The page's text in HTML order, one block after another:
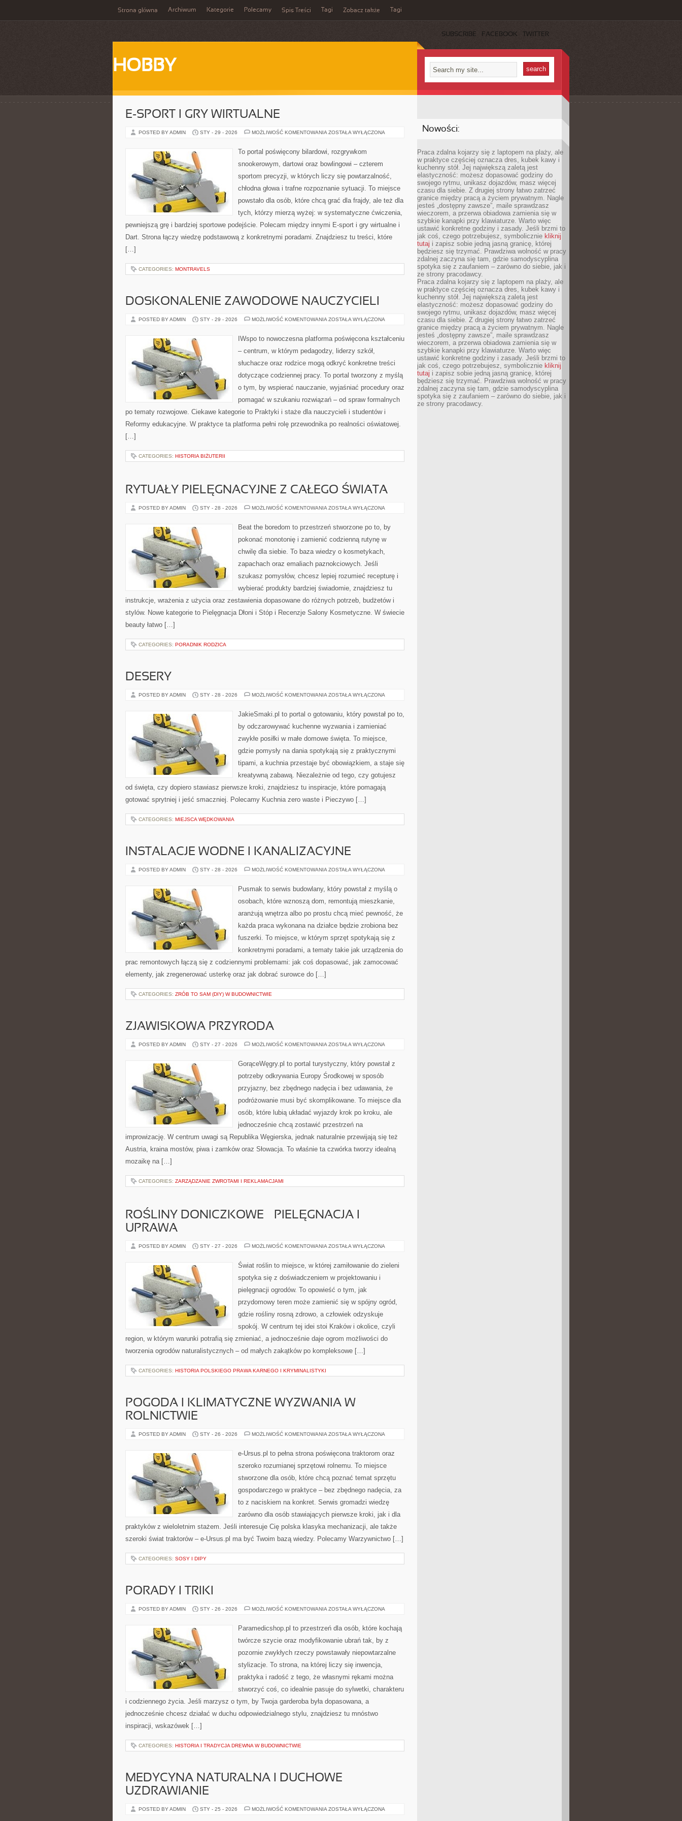
Strona główna Archiwum Kategorie Polecamy Spis Treści Tagi Zobacz także Tagi
SUBSCRIBE FACEBOOK TWITTER
HOBBY
E-SPORT I GRY WIRTUALNE
POSTED BY ADMIN STY - 29 - 2026 MOŻLIWOŚĆ KOMENTOWANIA E-
WIRTUALNE
ZOSTAŁA WYŁĄCZONA
To portal poświęcony bilardowi, rozgrywkom
snookerowym, dartowi oraz bowlingowi – czterem
sportom precyzji, w których liczy się powtarzalność,
chłodna głowa i trafne rozpoznanie sytuacji. To miejsce
powstało dla osób, które chcą grać dla frajdy, ale też dla
tych, którzy mierzą wyżej: w systematyczne ćwiczenia,
pewniejszą grę i bardziej sportowe podejście. Polecam między innymi E-sport i gry wirtualne i
Dart. Strona łączy wiedzę podstawową z konkretnymi poradami. Znajdziesz tu treści, które
[…]
CATEGORIES: MONTRAVELS
DOSKONALENIE ZAWODOWE NAUCZYCIELI
POSTED BY ADMIN STY - 29 - 2026 MOŻLIWOŚĆ KOMENTOWANIA DOSKONALENIE
ZOSTAŁA WYŁĄCZONA
IWspo to nowoczesna platforma poświęcona kształceniu
– centrum, w którym pedagodzy, liderzy szkół,
słuchacze oraz rodzice mogą odkryć konkretne treści
dotyczące codziennej pracy. To portal tworzony z myślą
o tym, by wspierać nauczanie, wyjaśniać procedury oraz
pomagać w szukaniu rozwiązań – od spraw formalnych
po tematy rozwojowe. Ciekawe kategorie to Praktyki i staże dla nauczycieli i studentów i
Reformy edukacyjne. W praktyce ta platforma pełni rolę przewodnika po realności oświatowej.
[…]
CATEGORIES: HISTORIA BIŻUTERII
RYTUAŁY PIELĘGNACYJNE Z CAŁEGO ŚWIATA
POSTED BY ADMIN STY - 28 - 2026 MOŻLIWOŚĆ KOMENTOWANIA RYTUAŁY
CAŁEGO
ŚWIATA
ZOSTAŁA WYŁĄCZONA
Beat the boredom to przestrzeń stworzone po to, by
pokonać monotonię i zamienić codzienną rutynę w
chwilę dla siebie. To baza wiedzy o kosmetykach,
zapachach oraz emaliach paznokciowych. Jeśli
szukasz pomysłów, chcesz lepiej rozumieć recepturę i
wybierać produkty bardziej świadomie, znajdziesz tu
instrukcje, wrażenia z użycia oraz zestawienia dopasowane do różnych potrzeb, budżetów i
stylów. Nowe kategorie to Pielęgnacja Dłoni i Stóp i Recenzje Salony Kosmetyczne. W świecie
beauty łatwo […]
CATEGORIES: PORADNIK RODZICA
DESERY
POSTED BY ADMIN STY - 28 - 2026 MOŻLIWOŚĆ KOMENTOWANIA DESERY
ZOSTAŁA WYŁĄCZONA
JakieSmaki.pl to portal o gotowaniu, który powstał po to,
by odczarowywać kuchenne wyzwania i zamieniać
zwykłe posiłki w małe domowe święta. To miejsce,
gdzie pomysły na dania spotykają się z praktycznymi
tipami, a kuchnia przestaje być obowiązkiem, a staje się
kreatywną zabawą. Niezależnie od tego, czy gotujesz
od święta, czy dopiero stawiasz pierwsze kroki, znajdziesz tu inspiracje, które pomagają
gotować sprytniej i jeść smaczniej. Polecamy Kuchnia zero waste i Pieczywo […]
CATEGORIES: MIEJSCA WĘDKOWANIA
INSTALACJE WODNE I KANALIZACYJNE
POSTED BY ADMIN STY - 28 - 2026 MOŻLIWOŚĆ KOMENTOWANIA INSTALACJE
KANALIZACYJNE
ZOSTAŁA WYŁĄCZONA
Pusmak to serwis budowlany, który powstał z myślą o
osobach, które wznoszą dom, remontują mieszkanie,
aranżują wnętrza albo po prostu chcą mieć pewność, że
każda praca wykonana na działce będzie zrobiona bez
fuszerki. To miejsce, w którym sprzęt spotykają się z
konkretnymi poradami, a tematy takie jak urządzenia do
prac remontowych łączą się z codziennymi problemami: jak coś dopasować, jak zamocować
elementy, jak zregenerować usterkę oraz jak dobrać surowce do […]
CATEGORIES: ZRÓB TO SAM (DIY) W BUDOWNICTWIE
ZJAWISKOWA PRZYRODA
POSTED BY ADMIN STY - 27 - 2026 MOŻLIWOŚĆ KOMENTOWANIA ZJAWISKOWA
ZOSTAŁA WYŁĄCZONA
GorąceWęgry.pl to portal turystyczny, który powstał z
potrzeby odkrywania Europy Środkowej w sposób
przyjazny, bez zbędnego nadęcia i bez udawania, że
podróżowanie musi być skomplikowane. To miejsce dla
osób, które lubią układać wyjazdy krok po kroku, ale
jednocześnie chcą zostawić przestrzeń na
improwizację. W centrum uwagi są Republika Węgierska, jednak naturalnie przewijają się też
Austria, kraina mostów, piwa i zamków oraz Słowacja. To właśnie ta czwórka tworzy idealną
mozaikę na […]
CATEGORIES: ZARZĄDZANIE ZWROTAMI I REKLAMACJAMI
ROŚLINY DONICZKOWE – PIELĘGNACJA I
UPRAWA
POSTED BY ADMIN STY - 27 - 2026 MOŻLIWOŚĆ KOMENTOWANIA ROŚLINY
PIELĘGNACJA
I
ZOSTAŁA WYŁĄCZONA
Świat roślin to miejsce, w której zamiłowanie do zieleni
spotyka się z doświadczeniem w projektowaniu i
pielęgnacji ogrodów. To opowieść o tym, jak
przydomowy teren może zamienić się w spójny ogród,
gdzie rośliny rosną zdrowo, a człowiek odzyskuje
spokój. W centrum tej idei stoi Kraków i okolice, czyli
region, w którym warunki potrafią się zmieniać, a jednocześnie daje ogrom możliwości do
tworzenia ogrodów naturalistycznych – od małych zakątków po kompleksowe […]
CATEGORIES: HISTORIA POLSKIEGO PRAWA KARNEGO I KRYMINALISTYKI
POGODA I KLIMATYCZNE WYZWANIA W
ROLNICTWIE
POSTED BY ADMIN STY - 26 - 2026 MOŻLIWOŚĆ KOMENTOWANIA POGODA
WYZWANIA
W
ZOSTAŁA WYŁĄCZONA
e-Ursus.pl to pełna strona poświęcona traktorom oraz
szeroko rozumianej sprzętowi rolnemu. To miejsce
stworzone dla osób, które chcą poznać temat sprzętu
gospodarczego w praktyce – bez zbędnego nadęcia, za
to z naciskiem na konkret. Serwis gromadzi wiedzę
zarówno dla osób stawiających pierwsze kroki, jak i dla
praktyków z wieloletnim stażem. Jeśli interesuje Cię polska klasyka mechanizacji, ale także
szeroki świat traktorów – e-Ursus.pl ma być Twoim bazą wiedzy. Polecamy Warzywnictwo […]
CATEGORIES: SOSY I DIPY
PORADY I TRIKI
POSTED BY ADMIN STY - 26 - 2026 MOŻLIWOŚĆ KOMENTOWANIA PORADY
ZOSTAŁA WYŁĄCZONA
Paramedicshop.pl to przestrzeń dla osób, które kochają
twórcze szycie oraz modyfikowanie ubrań tak, by z
pozornie zwykłych rzeczy powstawały niepowtarzalne
stylizacje. To strona, na której liczy się inwencja,
praktyka i radość z tego, że własnymi rękami można
stworzyć coś, co idealnie pasuje do sylwetki, charakteru
i codziennego życia. Jeśli marzysz o tym, by Twoja garderoba była dopasowana, a
jednocześnie chcesz działać w duchu odpowiedzialnego stylu, znajdziesz tu mnóstwo
inspiracji, wskazówek […]
CATEGORIES: HISTORIA I TRADYCJA DREWNA W BUDOWNICTWIE
MEDYCYNA NATURALNA I DUCHOWE
UZDRAWIANIE
POSTED BY ADMIN STY - 25 - 2026 MOŻLIWOŚĆ KOMENTOWANIA MEDYCYNA
ZOSTAŁA WYŁĄCZONA
Nowości:
Praca zdalna kojarzy się z laptopem na plaży, ale
w praktyce częściej oznacza dres, kubek kawy i
kuchenny stół. Jej największą zaletą jest
elastyczność: możesz dopasować godziny do
swojego rytmu, unikasz dojazdów, masz więcej
czasu dla siebie. Z drugiej strony łatwo zatrzeć
granice między pracą a życiem prywatnym. Nagle
jesteś „dostępny zawsze”, maile sprawdzasz
wieczorem, a przerwa obiadowa zamienia się w
szybkie kanapki przy klawiaturze. Warto więc
ustawić konkretne godziny i zasady. Jeśli brzmi to
jak coś, czego potrzebujesz, symbolicznie kliknij
tutaj i zapisz sobie jedną jasną granicę, której
będziesz się trzymać. Prawdziwa wolność w pracy
zdalnej zaczyna się tam, gdzie samodyscyplina
spotyka się z zaufaniem – zarówno do siebie, jak i
ze strony pracodawcy.
Praca zdalna kojarzy się z laptopem na plaży, ale
w praktyce częściej oznacza dres, kubek kawy i
kuchenny stół. Jej największą zaletą jest
elastyczność: możesz dopasować godziny do
swojego rytmu, unikasz dojazdów, masz więcej
czasu dla siebie. Z drugiej strony łatwo zatrzeć
granice między pracą a życiem prywatnym. Nagle
jesteś „dostępny zawsze”, maile sprawdzasz
wieczorem, a przerwa obiadowa zamienia się w
szybkie kanapki przy klawiaturze. Warto więc
ustawić konkretne godziny i zasady. Jeśli brzmi to
jak coś, czego potrzebujesz, symbolicznie kliknij
tutaj i zapisz sobie jedną jasną granicę, której
będziesz się trzymać. Prawdziwa wolność w pracy
zdalnej zaczyna się tam, gdzie samodyscyplina
spotyka się z zaufaniem – zarówno do siebie, jak i
ze strony pracodawcy.